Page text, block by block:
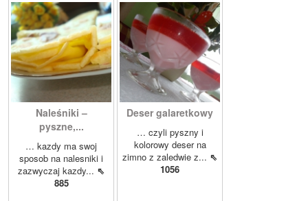
Naleśniki –
pyszne,...
… kazdy ma swoj
sposob na nalesniki i
zazwyczaj kazdy... ⇖
885
Deser galaretkowy
… czyli pyszny i
kolorowy deser na
zimno z zaledwie z... ⇖
1056